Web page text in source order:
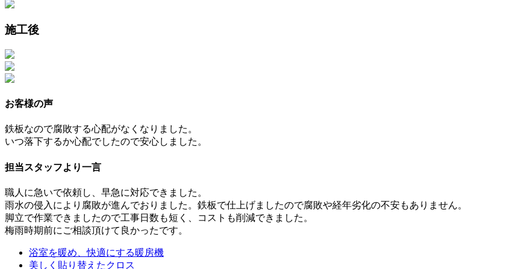
施工後
お客様の声
鉄板なので腐敗する心配がなくなりました。
いつ落下するか心配でしたので安心しました。
担当スタッフより一言
職人に急いで依頼し、早急に対応できました。
雨水の侵入により腐敗が進んでおりました。鉄板で仕上げましたので腐敗や経年劣化の不安もありません。
脚立で作業できましたので工事日数も短く、コストも削減できました。
梅雨時期前にご相談頂けて良かったです。
浴室を暖め、快適にする暖房機
美しく貼り替えたクロス